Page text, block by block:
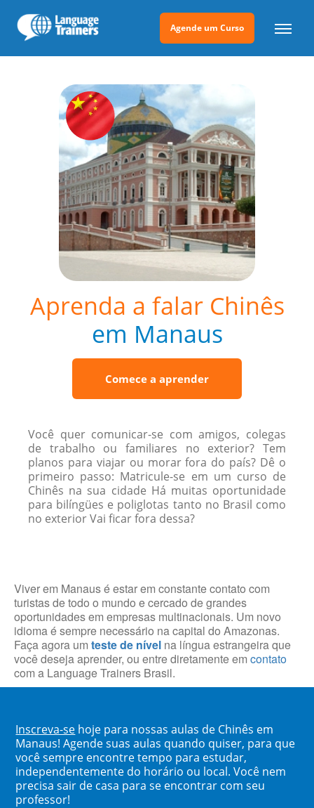
Agende um Curso
Aprenda a falar Chinês
em Manaus
Comece a aprender
Você quer comunicar-se com amigos, colegas
de trabalho ou familiares no exterior? Tem
planos para viajar ou morar fora do país? Dê o
primeiro passo: Matricule-se em um curso de
Chinês na sua cidade Há muitas oportunidade
para bilíngües e poliglotas tanto no Brasil como
no exterior Vai ficar fora dessa?
Viver em Manaus é estar em constante contato com
turistas de todo o mundo e cercado de grandes
oportunidades em empresas multinacionais. Um novo
idioma é sempre necessário na capital do Amazonas.
Faça agora um teste de nível na língua estrangeira que
você deseja aprender, ou entre diretamente em contato
com a Language Trainers Brasil.
Inscreva-se hoje para nossas aulas de Chinês em
Manaus! Agende suas aulas quando quiser, para que
você sempre encontre tempo para estudar,
independentemente do horário ou local. Você nem
precisa sair de casa para se encontrar com seu
professor!